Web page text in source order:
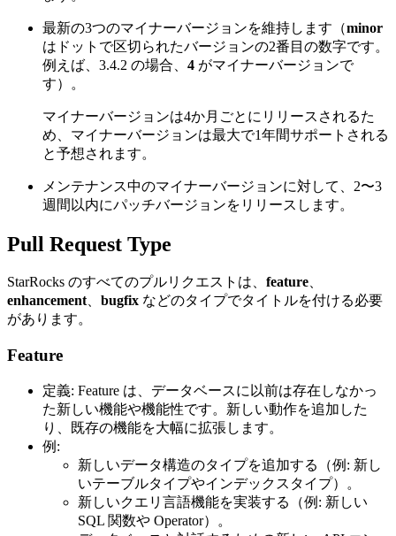
最新の3つのマイナーバージョンを維持します（minor
はドットで区切られたバージョンの2番目の数字です。
例えば、3.4.2 の場合、 4 がマイナーバージョンで
す）。
マイナーバージョンは4か月ごとにリリースされるた
め、マイナーバージョンは最大で1年間サポートされる
と予想されます。
メンテナンス中のマイナーバージョンに対して、2〜3
週間以内にパッチバージョンをリリースします。
Pull Request Type
StarRocks のすべてのプルリクエストは、 feature、
enhancement、 bugfix などのタイプでタイトルを付ける必要
があります。
Feature
定義: Feature は、データベースに以前は存在しなかっ
た新しい機能や機能性です。新しい動作を追加した
り、既存の機能を大幅に拡張します。
例:
新しいデータ構造のタイプを追加する（例: 新し
いテーブルタイプやインデックスタイプ）。
新しいクエリ言語機能を実装する（例: 新しい
SQL 関数や Operator）。